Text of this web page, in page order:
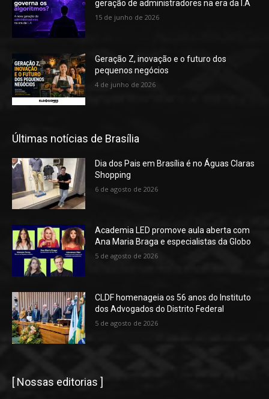
geração de administradores na era da I.A
15 de junho de 2026
Geração Z, inovação e o futuro dos
pequenos negócios
4 de junho de 2026
Últimas notícias de Brasília
Dia dos Pais em Brasília é no Águas Claras
Shopping
6 de agosto de 2026
Academia LED promove aula aberta com
Ana Maria Braga e especialistas da Globo
5 de agosto de 2026
CLDF homenageia os 56 anos do Instituto
dos Advogados do Distrito Federal
5 de agosto de 2026
[ Nossas editorias ]